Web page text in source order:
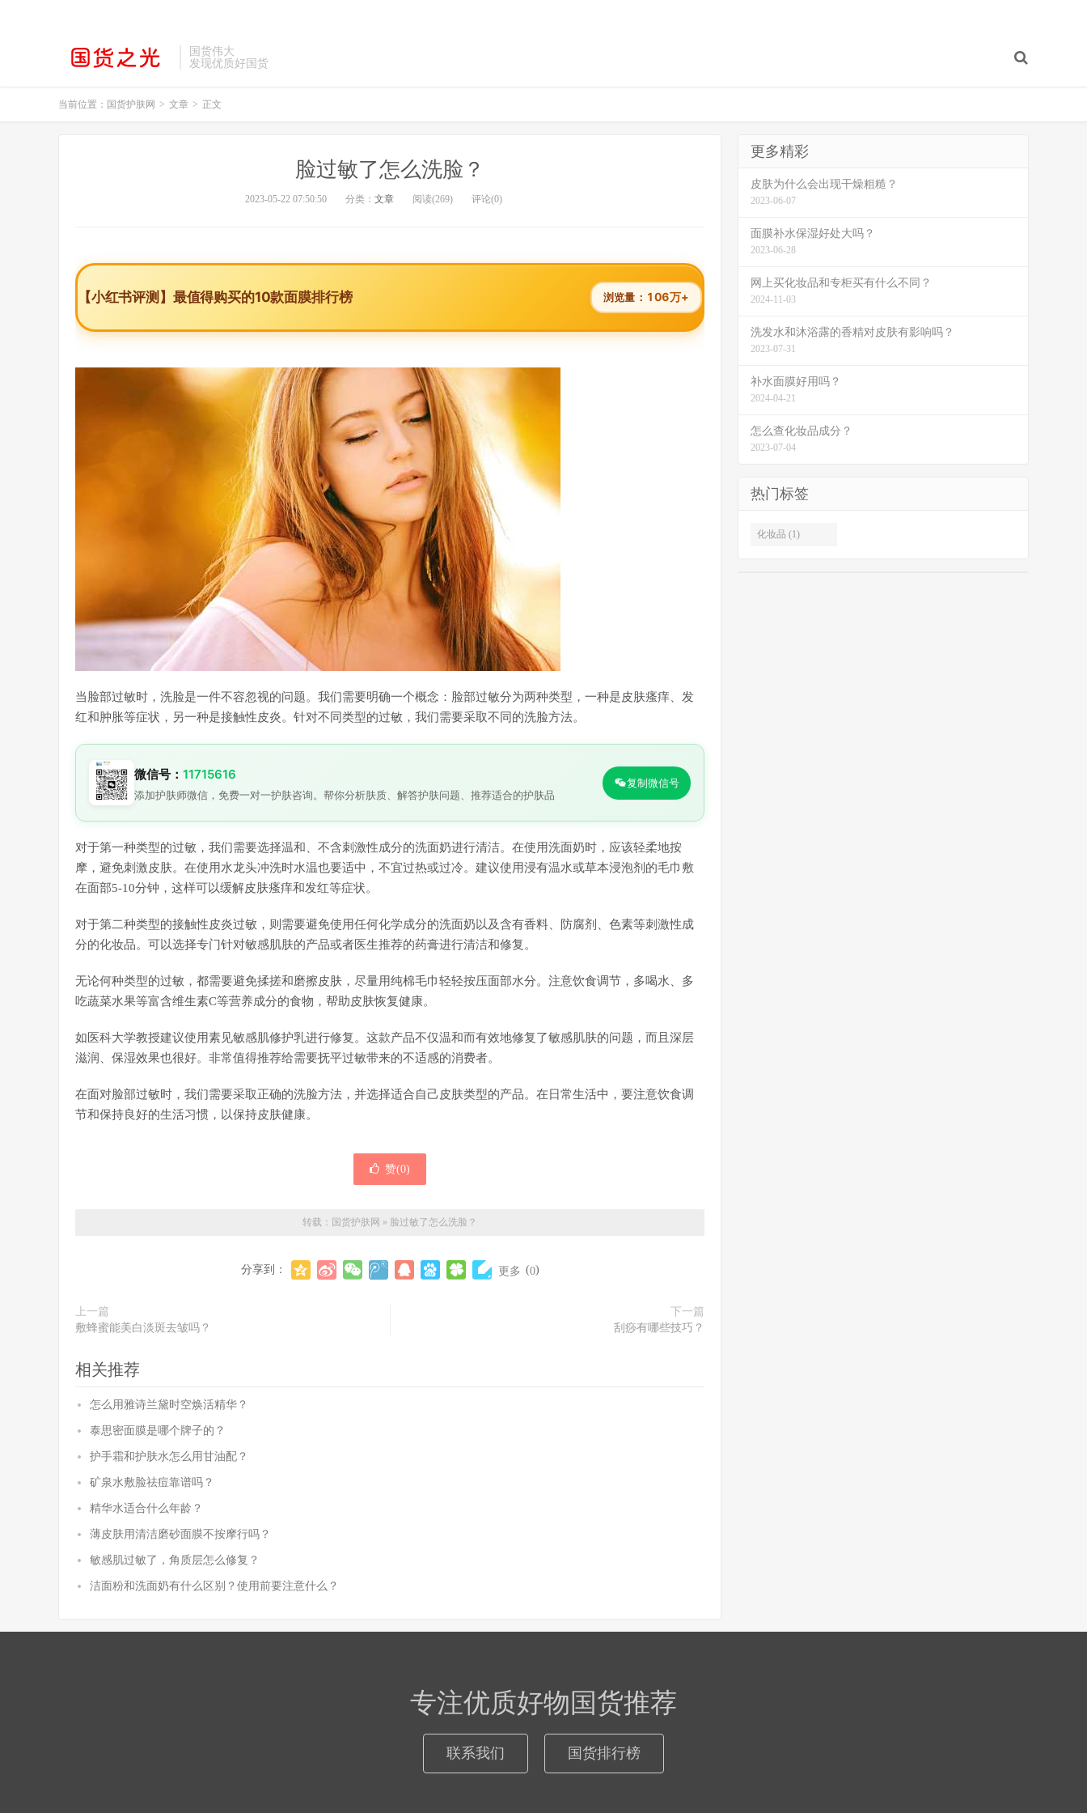
国货伟大
发现优质好国货
当前位置： 国货护肤网 > 文章 > 正文
脸过敏了怎么洗脸？
2023-05-22 07:50:50 分类： 文章 阅读(269) 评论(0)
【小红书评测】最值得购买的10款面膜排行榜 浏览量： 106万+
当脸部过敏时，洗脸是一件不容忽视的问题。我们需要明确一个概念：脸部过敏分为两种类型，一种是皮肤瘙痒、发
红和肿胀等症状，另一种是接触性皮炎。针对不同类型的过敏，我们需要采取不同的洗脸方法。
微信号： 11715616
添加护肤师微信，免费一对一护肤咨询。帮你分析肤质、解答护肤问题、推荐适合的护肤品
复制微信号
对于第一种类型的过敏，我们需要选择温和、不含刺激性成分的洗面奶进行清洁。在使用洗面奶时，应该轻柔地按
摩，避免刺激皮肤。在使用水龙头冲洗时水温也要适中，不宜过热或过冷。建议使用浸有温水或草本浸泡剂的毛巾敷
在面部5-10分钟，这样可以缓解皮肤瘙痒和发红等症状。
对于第二种类型的接触性皮炎过敏，则需要避免使用任何化学成分的洗面奶以及含有香料、防腐剂、色素等刺激性成
分的化妆品。可以选择专门针对敏感肌肤的产品或者医生推荐的药膏进行清洁和修复。
无论何种类型的过敏，都需要避免揉搓和磨擦皮肤，尽量用纯棉毛巾轻轻按压面部水分。注意饮食调节，多喝水、多
吃蔬菜水果等富含维生素C等营养成分的食物，帮助皮肤恢复健康。
如医科大学教授建议使用素见敏感肌修护乳进行修复。这款产品不仅温和而有效地修复了敏感肌肤的问题，而且深层
滋润、保湿效果也很好。非常值得推荐给需要抚平过敏带来的不适感的消费者。
在面对脸部过敏时，我们需要采取正确的洗脸方法，并选择适合自己皮肤类型的产品。在日常生活中，要注意饮食调
节和保持良好的生活习惯，以保持皮肤健康。
赞(0)
转载： 国货护肤网 » 脸过敏了怎么洗脸？
分享到： 更多 (0)
上一篇
敷蜂蜜能美白淡斑去皱吗？
下一篇
刮痧有哪些技巧？
相关推荐
怎么用雅诗兰黛时空焕活精华？
泰思密面膜是哪个牌子的？
护手霜和护肤水怎么用甘油配？
矿泉水敷脸祛痘靠谱吗？
精华水适合什么年龄？
薄皮肤用清洁磨砂面膜不按摩行吗？
敏感肌过敏了，角质层怎么修复？
洁面粉和洗面奶有什么区别？使用前要注意什么？
更多精彩
皮肤为什么会出现干燥粗糙？
2023-06-07
面膜补水保湿好处大吗？
2023-06-28
网上买化妆品和专柜买有什么不同？
2024-11-03
洗发水和沐浴露的香精对皮肤有影响吗？
2023-07-31
补水面膜好用吗？
2024-04-21
怎么查化妆品成分？
2023-07-04
热门标签
化妆品 (1)
专注优质好物国货推荐
联系我们 国货排行榜